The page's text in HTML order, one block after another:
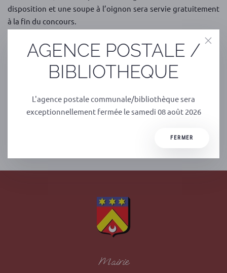
disposition et une soupe à l’oignon sera servie gratuitement
à la fin du concours.
à 8 euros.
Nous vous attendons nombreux samedi 20 février à
Mairie
AGENCE POSTALE /
BIBLIOTHEQUE
L'agence postale communale/bibliothèque sera
exceptionnellement fermée le samedi 08 août 2026
FERMER